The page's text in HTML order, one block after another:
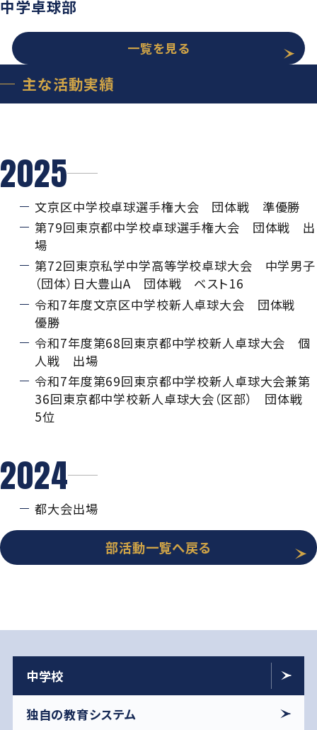
中学卓球部
一覧を見る
主な活動実績
2025
文京区中学校卓球選手権大会 団体戦 準優勝
第79回東京都中学校卓球選手権大会 団体戦 出
場
第72回東京私学中学高等学校卓球大会 中学男子
（団体）日大豊山A 団体戦 ベスト16
令和7年度文京区中学校新人卓球大会 団体戦
優勝
令和7年度第68回東京都中学校新人卓球大会 個
人戦 出場
令和7年度第69回東京都中学校新人卓球大会兼第
36回東京都中学校新人卓球大会（区部） 団体戦
5位
2024
都大会出場
部活動一覧へ戻る
中学校
独自の教育システム